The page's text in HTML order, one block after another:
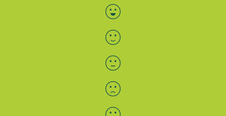
Bewertung auswählen